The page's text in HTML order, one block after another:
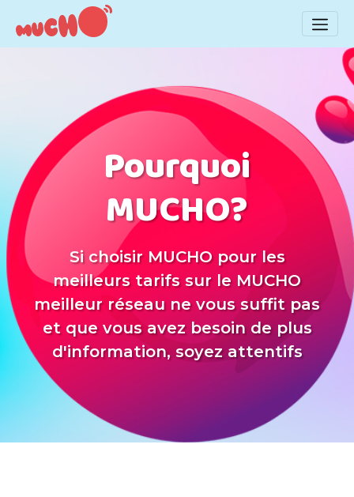
Pourquoi
MUCHO?
Si choisir MUCHO pour les
meilleurs tarifs sur le MUCHO
meilleur réseau ne vous suffit pas
et que vous avez besoin de plus
d'information, soyez attentifs